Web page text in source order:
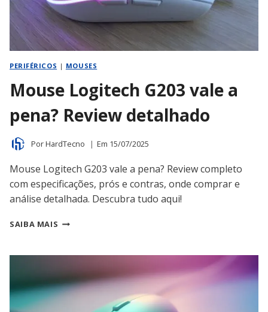
PERIFÉRICOS | MOUSES
Mouse Logitech G203 vale a
pena? Review detalhado
PorHardTecno Em 15/07/2025
Mouse Logitech G203 vale a pena? Review completo
com especificações, prós e contras, onde comprar e
análise detalhada. Descubra tudo aqui!
SAIBA MAIS MOUSE
VALE
PENA?
REVIEW
DETALHADO